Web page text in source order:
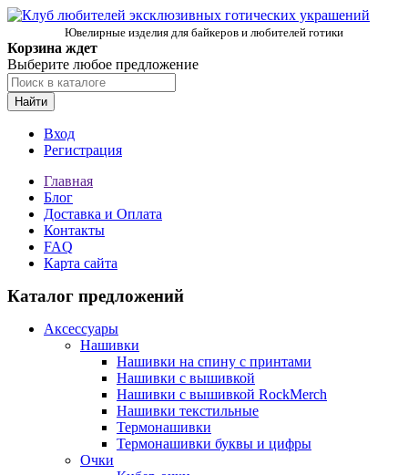
Ювелирные изделия для байкеров и любителей готики
Корзина ждет
Выберите любое предложение
Найти
Вход
Регистрация
Главная
Блог
Доставка и Оплата
Контакты
FAQ
Карта сайта
Каталог предложений
Аксессуары
Нашивки
Нашивки на спину с принтами
Нашивки с вышивкой
Нашивки с вышивкой RockMerch
Нашивки текстильные
Термонашивки
Термонашивки буквы и цифры
Очки